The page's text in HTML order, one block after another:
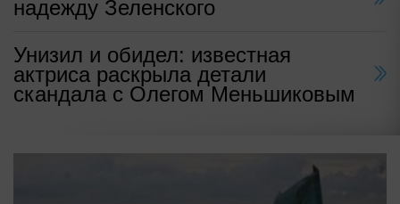
надежду Зеленского
Унизил и обидел: известная
актриса раскрыла детали
скандала с Олегом Меньшиковым